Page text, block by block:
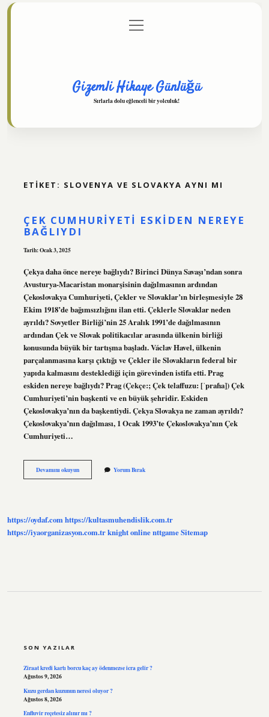
Gizlilik Politikası
menüyü
aç
Gizemli Hikaye Günlüğü
Sırlarla dolu eğlenceli bir yolculuk!
ETIKET: SLOVENYA VE SLOVAKYA AYNI MI
ÇEK CUMHURIYETI ESKIDEN NEREYE
BAĞLIYDI
Tarih: Ocak 3, 2025
Çekya daha önce nereye bağlıydı? Birinci Dünya Savaşı’ndan sonra
Avusturya-Macaristan monarşisinin dağılmasının ardından
Çekoslovakya Cumhuriyeti, Çekler ve Slovaklar’ın birleşmesiyle 28
Ekim 1918’de bağımsızlığını ilan etti. Çeklerle Slovaklar neden
ayrıldı? Sovyetler Birliği’nin 25 Aralık 1991’de dağılmasının
ardından Çek ve Slovak politikacılar arasında ülkenin birliği
konusunda büyük bir tartışma başladı. Václav Havel, ülkenin
parçalanmasına karşı çıktığı ve Çekler ile Slovakların federal bir
yapıda kalmasını desteklediği için görevinden istifa etti. Prag
eskiden nereye bağlıydı? Prag (Çekçe:; Çek telaffuzu: [ˈpraɦa]) Çek
Cumhuriyeti’nin başkenti ve en büyük şehridir. Eskiden
Çekoslovakya’nın da başkentiydi. Çekya Slovakya ne zaman ayrıldı?
Çekoslovakya’nın dağılması, 1 Ocak 1993’te Çekoslovakya’nın Çek
Cumhuriyeti…
Devamını okuyunÇek
Cumhuriyeti
Yorum Bırak
https://oydaf.comhttps://kultasmuhendislik.com.tr
https://iyaorganizasyon.com.trknight onlinenttgameSitemap
SON YAZILAR
Ziraat kredi kartı borcu kaç ay ödenmezse icra gelir ?
Ağustos 9, 2026
Kuzu gerdan kuzunun neresi oluyor ?
Ağustos 8, 2026
Enfluvir reçetesiz alınır mı ?